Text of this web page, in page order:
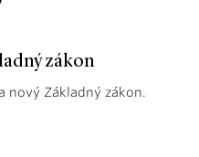
zákon
nový Základný zákon.